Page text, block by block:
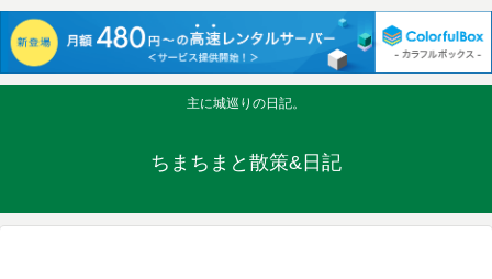
主に城巡りの日記。
ちまちまと散策&日記